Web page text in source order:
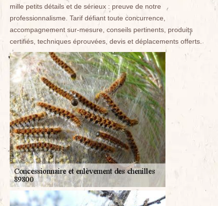
mille petits détails et de sérieux : preuve de notre
professionnalisme. Tarif défiant toute concurrence,
accompagnement sur-mesure, conseils pertinents, produits
certifiés, techniques éprouvées, devis et déplacements offerts.